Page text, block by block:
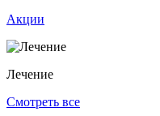
Акции
Лечение
Смотреть все